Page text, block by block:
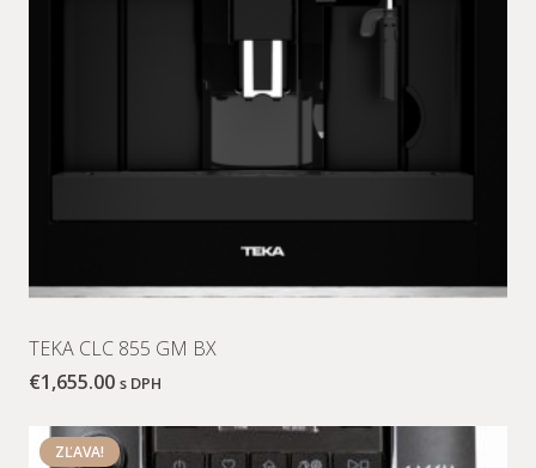
TEKA CLC 855 GM BX
€1,655.00 s DPH
ZĽAVA!